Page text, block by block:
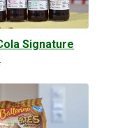
Signature